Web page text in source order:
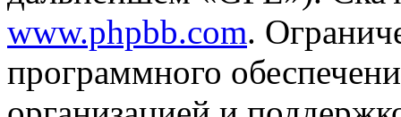
www.phpbb.com.
программного